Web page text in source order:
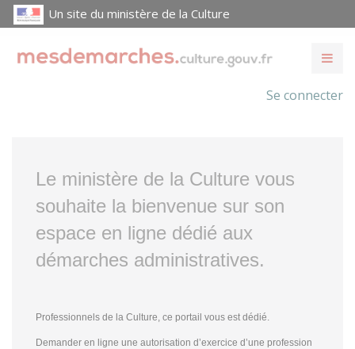
Un site du ministère de la Culture
Se connecter
Le ministère de la Culture vous
souhaite la bienvenue sur son
espace en ligne dédié aux
démarches administratives.
Professionnels de la Culture, ce portail vous est dédié.
Demander en ligne une autorisation d’exercice d’une profession